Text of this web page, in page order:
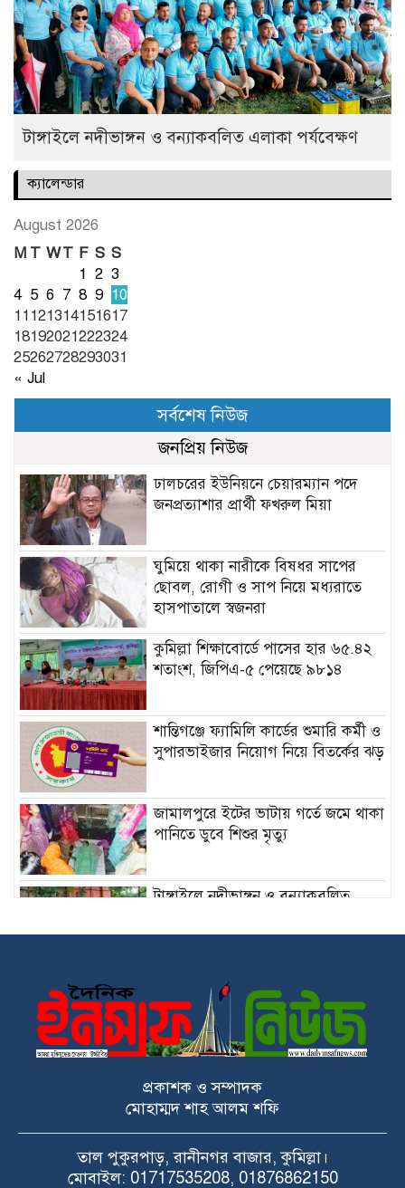
টাঙ্গাইলে নদীভাঙ্গন ও বন্যাকবলিত এলাকা পর্যবেক্ষণ
ক্যালেন্ডার
August 2026
M T WT F S S
1 2 3
4 5 6 7 8 9 10
11121314151617
18192021222324
25262728293031
« Jul
সর্বশেষ নিউজ
জনপ্রিয় নিউজ
ঢালচরের ইউনিয়নে চেয়ারম্যান পদে
জনপ্রত্যাশার প্রার্থী ফখরুল মিয়া
ঘুমিয়ে থাকা নারীকে বিষধর সাপের
ছোবল, রোগী ও সাপ নিয়ে মধ্যরাতে
হাসপাতালে স্বজনরা
কুমিল্লা শিক্ষাবোর্ডে পাসের হার ৬৫.৪২
শতাংশ, জিপিএ-৫ পেয়েছে ৯৮১৪
শান্তিগঞ্জে ফ্যামিলি কার্ডের শুমারি কর্মী ও
সুপারভাইজার নিয়োগ নিয়ে বিতর্কের ঝড়
জামালপুরে ইটের ভাটায় গর্তে জমে থাকা
পানিতে ডুবে শিশুর মৃত্যু
টাঙ্গাইলে নদীভাঙ্গন ও বন্যাকবলিত
কুমিল্লা ওয়াসার নতুন চেয়ারম্যান
আশিকুর রহমান মাহমুদ
চাঁপাইনবাবগঞ্জে আন্তর্জাতিক আদিবাসী
দিবসে শোভাযাত্রা ও সমাবেশ
কুমিল্লায় একসঙ্গে পাঁচ সন্তানের জন্ম, ২৪
ঘণ্টায় চার নবজাতকের মৃত্যু
প্রকাশক ও সম্পাদক
মোহাম্মদ শাহ আলম শফি
তাল পুকুরপাড়, রানীনগর বাজার, কুমিল্লা।
মোবাইল: 01717535208, 01876862150